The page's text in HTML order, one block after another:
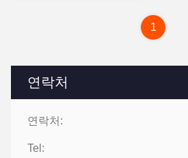
연락처
연락처:
Tel:
1